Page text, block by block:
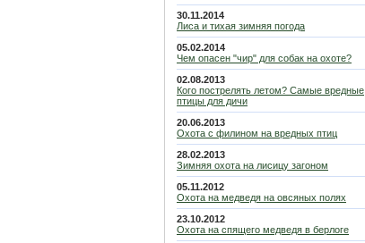
30.11.2014
Лиса и тихая зимняя погода
05.02.2014
Чем опасен "чир" для собак на охоте?
02.08.2013
Кого пострелять летом? Самые вредные
птицы для дичи
20.06.2013
Охота с филином на вредных птиц
28.02.2013
Зимняя охота на лисицу загоном
05.11.2012
Охота на медведя на овсяных полях
23.10.2012
Охота на спящего медведя в берлоге